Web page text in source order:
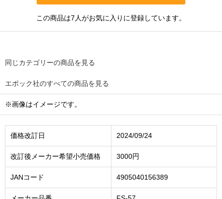
この商品は7人がお気に入りに登録しています。
同じカテゴリーの商品を見る
エポック社のすべての商品を見る
※画像はイメージです。
価格改訂日 2024/09/24
改訂後メーカー希望小売価格 3000円
JANコード 4905040156389